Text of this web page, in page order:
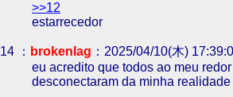
>>12
estarrecedor
14 ： brokenlag ：2025/04/10(木)
eu acredito que todos ao meu
desconectaram da minha